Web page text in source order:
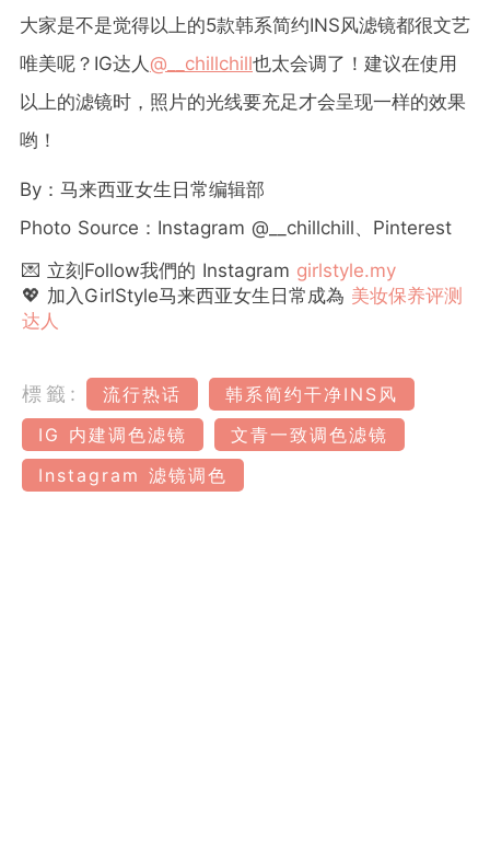
大家是不是觉得以上的5款韩系简约INS风滤镜都很文艺
唯美呢？IG达人 @__chillchill也太会调了！建议在使用
以上的滤镜时，照片的光线要充足才会呈现一样的效果
哟！
By：马来西亚女生日常编辑部
Photo Source：Instagram @__chillchill、Pinterest
💌 立刻Follow我們的 Instagram girlstyle.my
💖 加入GirlStyle马来西亚女生日常成為 美妆保养评测
达人
標籤: 流行热话
韩系简约干净INS风
IG 内建调色滤镜
文青一致调色滤镜
Instagram 滤镜调色